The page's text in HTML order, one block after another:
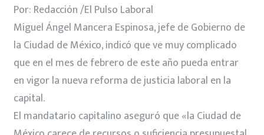
Por: Redacción /El Pulso Laboral
Miguel Ángel Mancera Espinosa, jefe de Gobierno de
la Ciudad de México, indicó que ve muy complicado
que en el mes de febrero de este año pueda entrar
en vigor la nueva reforma de justicia laboral en la
capital.
El mandatario capitalino aseguró que «la Ciudad de